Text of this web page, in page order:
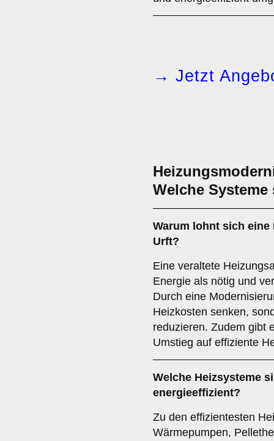
→ Jetzt
Welche
Warum lohnt sich
Urft?
Eine veraltete
Energie als nötig und
Durch eine
Heizkosten senken,
reduzieren. Zudem gibt
Umstieg auf effiziente
Welche Heizsysteme
energieeffizient?
Zu den effizientesten
Wärmepumpen,